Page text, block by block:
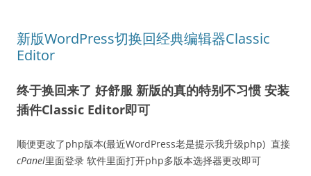
新版WordPress切换回经典编辑器Classic
Editor
终于换回来了 好舒服 新版的真的特别不习惯 安装
插件Classic Editor即可
顺便更改了php版本(最近WordPress老是提示我升级php) 直接
cPanel里面登录 软件里面打开php多版本选择器更改即可